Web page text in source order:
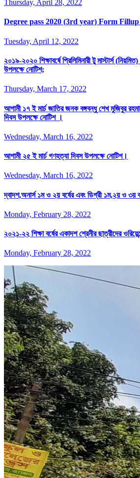
Thursday, April 28, 2022
Degree pass 2020 (3rd year) Form
Tuesday, April 12, 2022
২০১৯-২০২০ শিক্ষাবর্ষে প্রিলিমিনারী টু মাস্টার্স
উপলক্ষে নোটিশ;
Thursday, March 17, 2022
আগামী ১৭ ই মার্চ জাতির জনক বঙ্গবন্ধু শেখ মুজিবুর
দিবস উপলক্ষে নোটিশ ।
Wednesday, March 16, 2022
আগামী ২৫ ই মার্চ গণহত্যা দিবস উপলক্ষে নোটিশ।
Wednesday, March 16, 2022
দ্বাদশ,অনার্স ১ম ও ২য় বর্ষের এবং ডিগ্রী ১ম,২য় ও ৩য়
Monday, February 28, 2022
২০২১-২২ শিক্ষা বর্ষের একাদশ শ্রেনীর ছাত্রীদের
Monday, February 28, 2022